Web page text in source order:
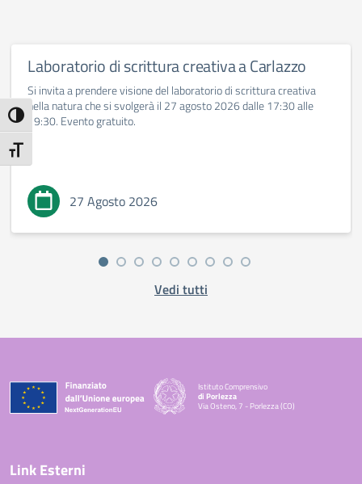
Attiva/disattiva alto contrasto
Attiva/disattiva dimensione testo
Laboratorio di scrittura creativa a Carlazzo
Si invita a prendere visione del laboratorio di scrittura creativa
nella natura che si svolgerà il 27 agosto 2026 dalle 17:30 alle
19:30. Evento gratuito.
27 Agosto 2026
Vedi tutti
Istituto Comprensivo
di Porlezza
Via Osteno, 7 - Porlezza (CO)
Link Esterni